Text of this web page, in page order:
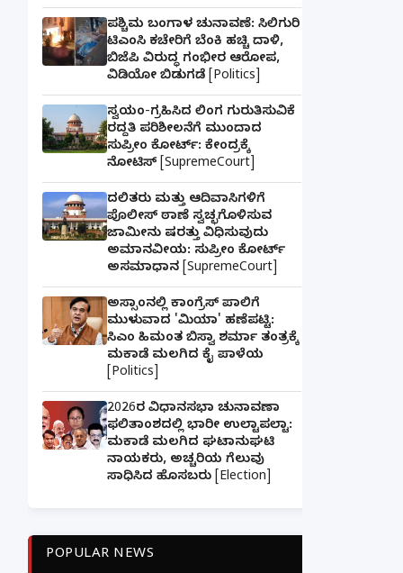
ಪಶ್ಚಿಮ ಬಂಗಾಳ ಚುನಾವಣೆ: ಸಿಲಿಗುರಿ
ಟಿಎಂಸಿ ಕಚೇರಿಗೆ ಬೆಂಕಿ ಹಚ್ಚಿ ದಾಳಿ,
ಬಿಜೆಪಿ ವಿರುದ್ಧ ಗಂಭೀರ ಆರೋಪ,
ವಿಡಿಯೋ ಬಿಡುಗಡೆ [Politics]
ಸ್ವಯಂ-ಗ್ರಹಿಸಿದ ಲಿಂಗ ಗುರುತಿಸುವಿಕೆ
ರದ್ದತಿ ಪರಿಶೀಲನೆಗೆ ಮುಂದಾದ
ಸುಪ್ರೀಂ ಕೋರ್ಟ್: ಕೇಂದ್ರಕ್ಕೆ
ನೋಟಿಸ್ [SupremeCourt]
ದಲಿತರು ಮತ್ತು ಆದಿವಾಸಿಗಳಿಗೆ
ಪೊಲೀಸ್ ಠಾಣೆ ಸ್ವಚ್ಛಗೊಳಿಸುವ
ಜಾಮೀನು ಷರತ್ತು ವಿಧಿಸುವುದು
ಅಮಾನವೀಯ: ಸುಪ್ರೀಂ ಕೋರ್ಟ್
ಅಸಮಾಧಾನ [SupremeCourt]
ಅಸ್ಸಾಂನಲ್ಲಿ ಕಾಂಗ್ರೆಸ್ ಪಾಲಿಗೆ
ಮುಳುವಾದ 'ಮಿಯಾ' ಹಣೆಪಟ್ಟಿ:
ಸಿಎಂ ಹಿಮಂತ ಬಿಸ್ವಾ ಶರ್ಮಾ ತಂತ್ರಕ್ಕೆ
ಮಕಾಡೆ ಮಲಗಿದ ಕೈ ಪಾಳೆಯ
[Politics]
2026ರ ವಿಧಾನಸಭಾ ಚುನಾವಣಾ
ಫಲಿತಾಂಶದಲ್ಲಿ ಭಾರೀ ಉಲ್ಟಾಪಲ್ಟಾ:
ಮಕಾಡೆ ಮಲಗಿದ ಘಟಾನುಘಟಿ
ನಾಯಕರು, ಅಚ್ಚರಿಯ ಗೆಲುವು
ಸಾಧಿಸಿದ ಹೊಸಬರು [Election]
POPULAR NEWS